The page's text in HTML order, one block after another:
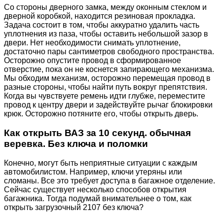
Со стороны дверного замка, между оконным стеклом и
дверной коробкой, находится резиновая прокладка.
Задача состоит в том, чтобы аккуратно удалить часть
уплотнения из паза, чтобы оставить небольшой зазор в
двери. Нет необходимости снимать уплотнение,
достаточно пары сантиметров свободного пространства.
Осторожно опустите провод в сформированное
отверстие, пока он не коснется запирающего механизма.
Мы обходим механизм, осторожно перемещая провод в
разные стороны, чтобы найти путь вокруг препятствия.
Когда вы чувствуете ремень идти глубже, переместите
провод к центру двери и задействуйте рычаг блокировки
крюк. Осторожно потяните его, чтобы открыть дверь.
Как открыть ВАЗ за 10 секунд. обычная
веревка. Без ключа и поломки
Конечно, могут быть неприятные ситуации с каждым
автомобилистом. Например, ключи утеряны или
сломаны. Все это требует доступа в багажное отделение.
Сейчас существует несколько способов открытия
багажника. Тогда подумай внимательнее о том, как
открыть загрузочный 2107 без ключа?